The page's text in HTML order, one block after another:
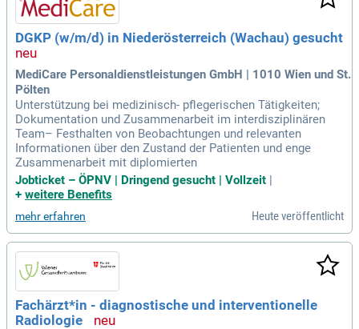
DGKP (w/m/d) in Niederösterreich (Wachau) gesucht
MediCare Personaldienstleistungen GmbH | 1010 Wien und St.
Pölten
Unterstützung bei medizinisch- pflegerischen Tätigkeiten;
Dokumentation und Zusammenarbeit im interdisziplinären
Team– Festhalten von Beobachtungen und relevanten
Informationen über den Zustand der Patienten und enge
Zusammenarbeit mit diplomierten
Jobticket – ÖPNV | Dringend gesucht | Vollzeit |
+ weitere Benefits
mehr erfahren Heute veröffentlicht
Fachärzt*in - diagnostische und interventionelle
Radiologie